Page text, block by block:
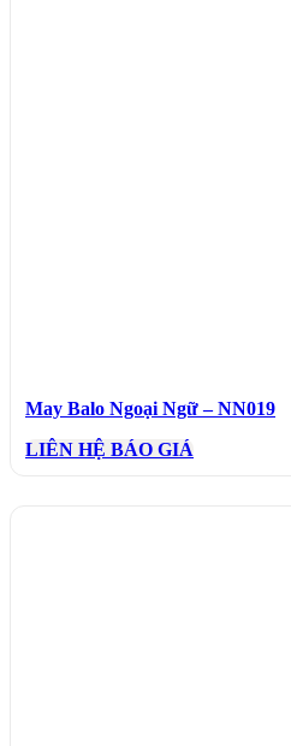
May Balo Ngoại Ngữ – NN019
LIÊN HỆ BÁO GIÁ